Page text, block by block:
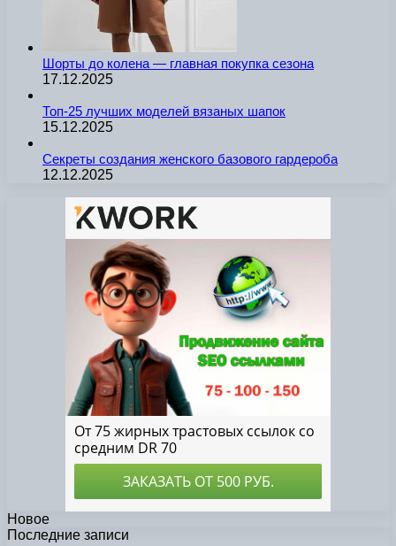
Шорты до колена — главная покупка сезона
17.12.2025
Топ-25 лучших моделей вязаных шапок
15.12.2025
Секреты создания женского базового гардероба
12.12.2025
Новое
Последние записи